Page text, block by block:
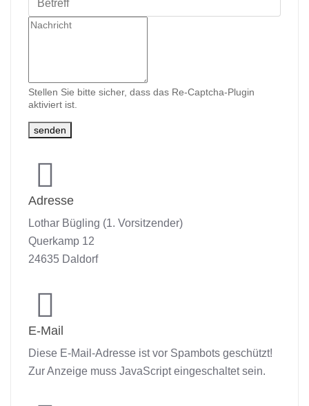
Stellen Sie bitte sicher, dass das Re-Captcha-Plugin
aktiviert ist.
senden
Adresse
Lothar Bügling (1. Vorsitzender)
Querkamp 12
24635 Daldorf
E-Mail
Diese E-Mail-Adresse ist vor Spambots geschützt!
Zur Anzeige muss JavaScript eingeschaltet sein.